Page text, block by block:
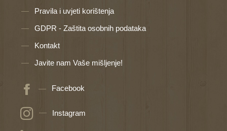
Pravila i uvjeti korištenja
GDPR - Zaštita osobnih podataka
Kontakt
Javite nam Vaše mišljenje!
Facebook
Instagram